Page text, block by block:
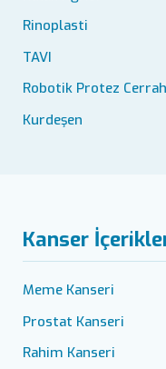
Rinoplasti
TAVI
Robotik Protez
Kurdeşen
Kanser
Meme Kanseri
Prostat Kanseri
Rahim Kanseri